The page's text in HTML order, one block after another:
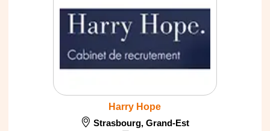
Harry Hope
Strasbourg, Grand-Est